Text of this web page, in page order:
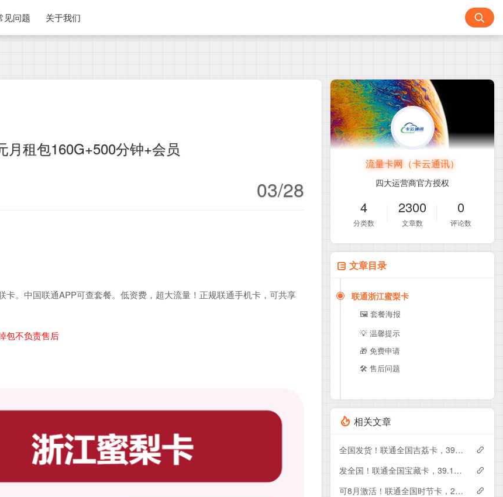
见问题 关于我们
月租包160G+500分钟+会员
03/28
。中国联通APP可查套餐。低资费，超大流量！正规联通手机卡，可共享
包不负责售后
流量卡网（卡云通讯）
四大运营商官方授权
4
分类数
2300
文章数
0
评论数
文章目录
联通浙江蜜梨卡
🖼️ 套餐海报
💡 温馨提示
🎁 免费申请
🛠️ 售后问题
相关文章
全国发货！联通全国吉荔卡，39元月租包240G+50分钟
发全国！联通全国宝藏卡，39.1元月租包240G+200分钟
可8月激活！联通全国时节卡，29元月租包180G+200分钟+会员